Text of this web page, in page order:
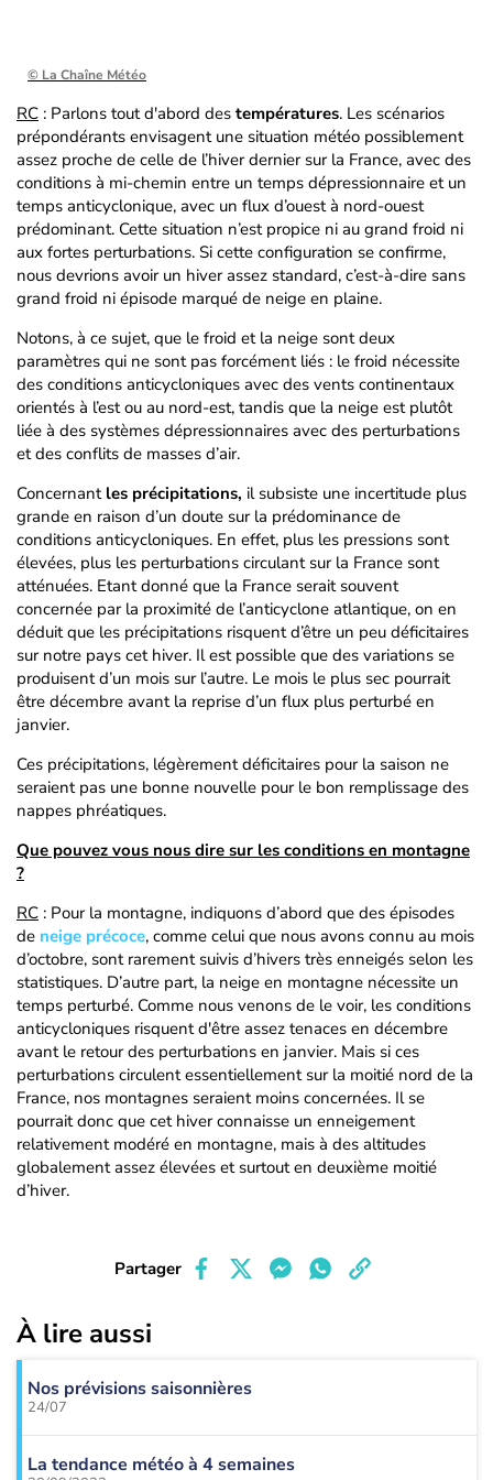
© La Chaîne Météo
RC : Parlons tout d'abord des températures. Les scénarios
prépondérants envisagent une situation météo possiblement
assez proche de celle de l’hiver dernier sur la France, avec des
conditions à mi-chemin entre un temps dépressionnaire et un
temps anticyclonique, avec un flux d’ouest à nord-ouest
prédominant. Cette situation n’est propice ni au grand froid ni
aux fortes perturbations. Si cette configuration se confirme,
nous devrions avoir un hiver assez standard, c’est-à-dire sans
grand froid ni épisode marqué de neige en plaine.
Notons, à ce sujet, que le froid et la neige sont deux
paramètres qui ne sont pas forcément liés : le froid nécessite
des conditions anticycloniques avec des vents continentaux
orientés à l’est ou au nord-est, tandis que la neige est plutôt
liée à des systèmes dépressionnaires avec des perturbations
et des conflits de masses d’air.
Concernantles précipitations, il subsiste une incertitude plus
grande en raison d’un doute sur la prédominance de
conditions anticycloniques. En effet, plus les pressions sont
élevées, plus les perturbations circulant sur la France sont
atténuées. Etant donné que la France serait souvent
concernée par la proximité de l’anticyclone atlantique, on en
déduit que les précipitations risquent d’être un peu déficitaires
sur notre pays cet hiver. Il est possible que des variations se
produisent d’un mois sur l’autre. Le mois le plus sec pourrait
être décembre avant la reprise d’un flux plus perturbé en
janvier.
Ces précipitations, légèrement déficitaires pour la saison ne
seraient pas une bonne nouvelle pour le bon remplissage des
nappes phréatiques.
Que pouvez vous nous dire sur les conditions en montagne
?
RC : Pour la montagne, indiquons d’abord que des épisodes
de neige précoce, comme celui que nous avons connu au mois
d’octobre, sont rarement suivis d’hivers très enneigés selon les
statistiques. D’autre part, la neige en montagne nécessite un
temps perturbé. Comme nous venons de le voir, les conditions
anticycloniques risquent d'être assez tenaces en décembre
avant le retour des perturbations en janvier. Mais si ces
perturbations circulent essentiellement sur la moitié nord de la
France, nos montagnes seraient moins concernées. Il se
pourrait donc que cet hiver connaisse un enneigement
relativement modéré en montagne, mais à des altitudes
globalement assez élevées et surtout en deuxième moitié
d’hiver.
Partager
À lire aussi
Nos prévisions saisonnières
24/07
La tendance météo à 4 semaines